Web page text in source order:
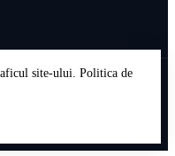
site-ului. Politica de